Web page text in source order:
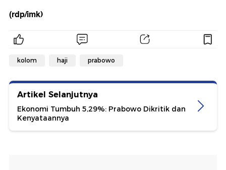
(rdp/imk)
kolom haji prabowo
Artikel Selanjutnya
Ekonomi Tumbuh 5,29%: Prabowo Dikritik dan
Kenyataannya